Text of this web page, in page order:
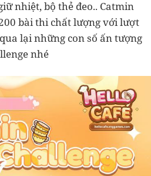
nhiệt, bộ thẻ đeo.. Catmin
bài thi chất lượng với lượt
lại những con số ấn tượng
nhé